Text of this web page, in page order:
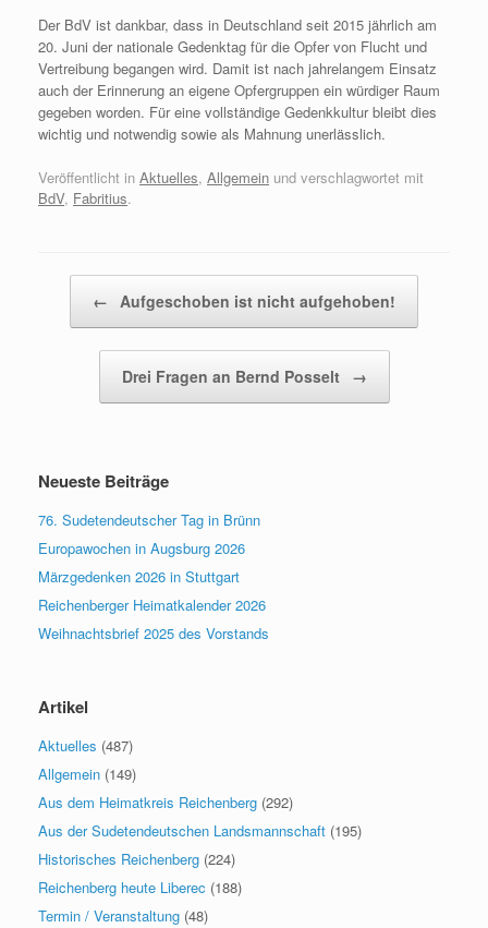
Der BdV ist dankbar, dass in Deutschland seit 2015 jährlich am
20. Juni der nationale Gedenktag für die Opfer von Flucht und
Vertreibung begangen wird. Damit ist nach jahrelangem Einsatz
auch der Erinnerung an eigene Opfergruppen ein würdiger Raum
gegeben worden. Für eine vollständige Gedenkkultur bleibt dies
wichtig und notwendig sowie als Mahnung unerlässlich.
Veröffentlicht in Aktuelles, Allgemein und verschlagwortet mit
BdV, Fabritius.
← Aufgeschoben ist nicht aufgehoben!
Drei Fragen an Bernd Posselt →
Neueste Beiträge
76. Sudetendeutscher Tag in Brünn
Europawochen in Augsburg 2026
Märzgedenken 2026 in Stuttgart
Reichenberger Heimatkalender 2026
Weihnachtsbrief 2025 des Vorstands
Artikel
Aktuelles (487)
Allgemein (149)
Aus dem Heimatkreis Reichenberg (292)
Aus der Sudetendeutschen Landsmannschaft (195)
Historisches Reichenberg (224)
Reichenberg heute Liberec (188)
Termin / Veranstaltung (48)